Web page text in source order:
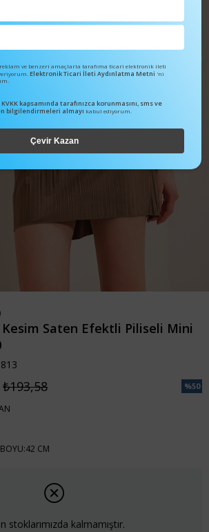
Kesim Saten Efektli Piliseli Mini
%50
₺193,58
CM
stoklarımızda kalmamıştır.
ve benzeri amaçlarla tarafıma ticari elektronik ileti
Elektronik Ticari İleti Aydınlatma Metni 'ni
KVKK kapsamında tarafınızca korunmasını, sms ve
bilgilendirmeleri almayı kabul ediyorum.
Çevir Kazan